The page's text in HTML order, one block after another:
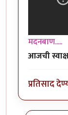
मदनबाण.....
आजची
प्रतिसाद